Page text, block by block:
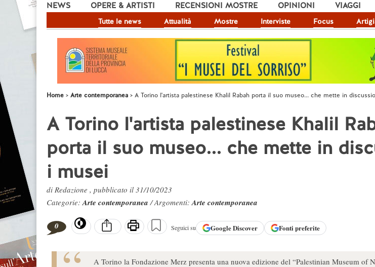
NEWS
Tutte le news Attualità Mostre Interviste Focus
OPERE & ARTISTI RECENSIONI MOSTRE OPINIONI VIAGGI
Home Arte contemporanea A Torino l'artista palestinese Khalil Rabah porta il suo museo... che mette in
A Torino l'artista palestinese Khalil
porta il suo museo... che mette in
i musei
di Redazione , pubblicato il 31/10/2023
Categorie:Arte contemporanea/ Argomenti:Arte contemporanea
0 Seguici su GoogleDiscover Fonti preferite
A Torino la Fondazione Merz presenta una nuova edizione del “Palestinian Museum of